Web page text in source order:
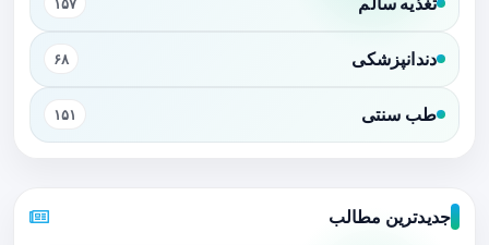
۱۵۷
دندانپزشکی ۶۸
طب سنتی ۱۵۱
جدیدترین مطالب